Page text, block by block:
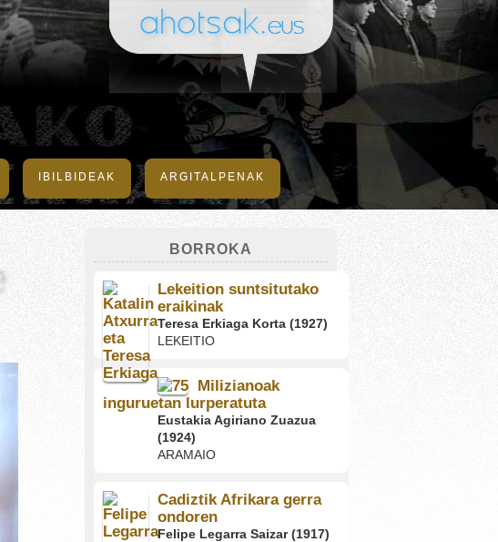
IBILBIDEAK ARGITALPENAK
BORROKA
Lekeition suntsitutako
eraikinak
Teresa Erkiaga Korta (1927)
LEKEITIO
Milizianoak
inguruetan lurperatuta
Eustakia Agiriano Zuazua
(1924)
ARAMAIO
Cadiztik Afrikara gerra
ondoren
Felipe Legarra Saizar (1917)